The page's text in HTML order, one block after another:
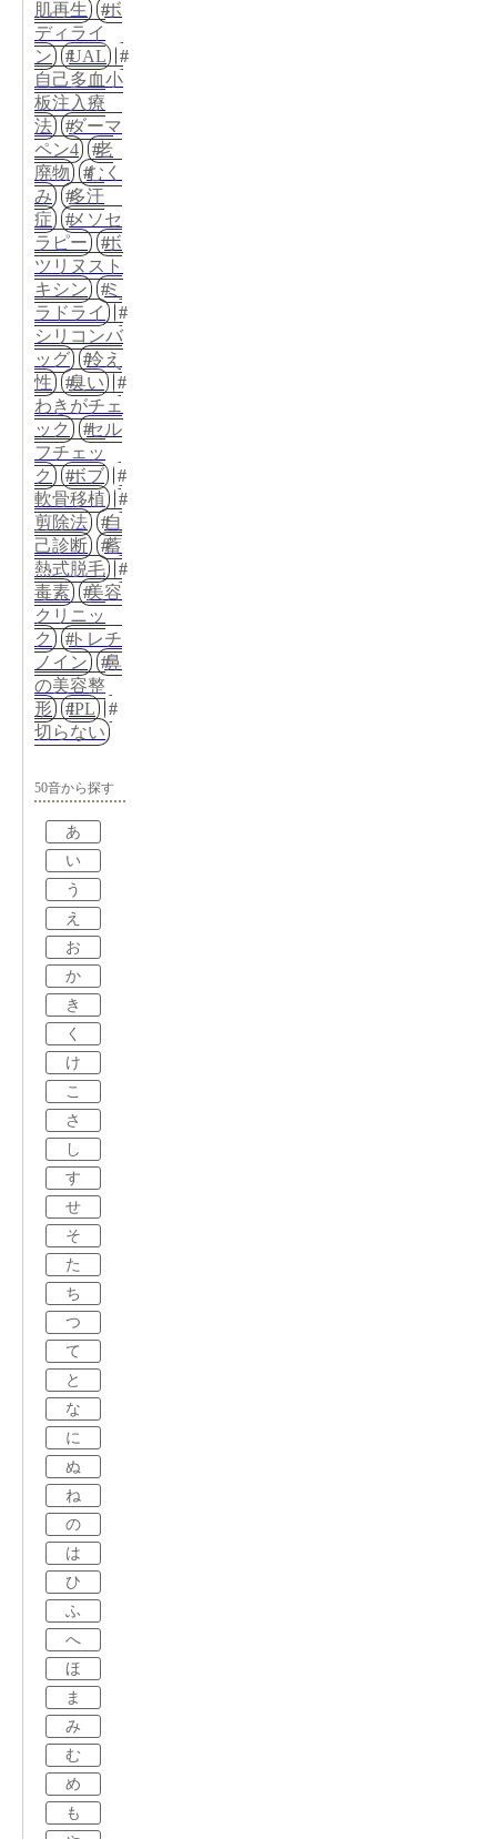
肌再生
ボ
ディライ
ン
UAL
自己多血小
板注入療
法
ダーマ
ペン4
老
廃物
むく
み
多汗
症
メソセ
ラピー
ボ
ツリヌスト
キシン
ミ
ラドライ
シリコンバ
ッグ
冷え
性
臭い
わきがチェ
ック
セル
フチェッ
ク
ボブ
軟骨移植
剪除法
自
己診断
蓄
熱式脱毛
毒素
美容
クリニッ
ク
トレチ
ノイン
鼻
の美容整
形
IPL
切らない
50音から探す
あ
い
う
え
お
か
き
く
け
こ
さ
し
す
せ
そ
た
ち
つ
て
と
な
に
ぬ
ね
の
は
ひ
ふ
へ
ほ
ま
み
む
め
も